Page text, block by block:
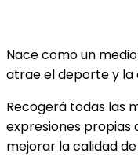
Nace como un
atrae el deporte y la
Recogerá todas las
expresiones propias
mejorar la calidad